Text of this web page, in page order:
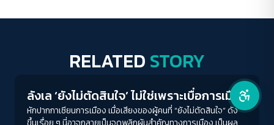
RELATED STORY
Crack Politics
ลังเล ‘ยังไม่ตัดสินใจ’ ไม่ใช่เพราะเบื่อการเมือง
หักปากกาเซียนการเมือง เมื่อเสียงของผู้คนที่ “ยังไม่ตัดสินใจ” ดัง
ลดการเคลื่อนไหว